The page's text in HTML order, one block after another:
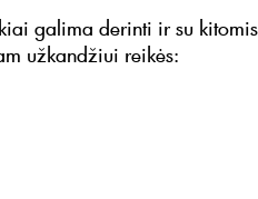
galima derinti ir su kitomis
užkandžiui reikės: